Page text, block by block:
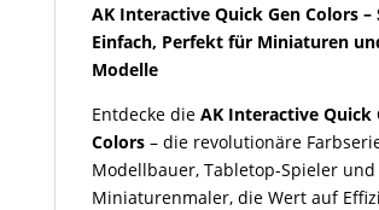
AK Interactive Quick Gen Colors –
Einfach, Perfekt für Miniaturen
Modelle
Entdecke die AK Interactive Quick
Colors– die revolutionäre
Modellbauer, Tabletop-Spieler und
Miniaturenmaler, die Wert auf